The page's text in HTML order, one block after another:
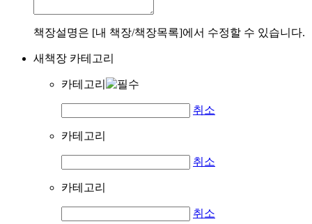
책장설명은 [내 책장/책장목록]에서 수정할 수 있습니다.
새책장 카테고리
카테고리
취소
카테고리
취소
카테고리
취소